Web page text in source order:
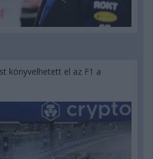
könyvelhetett el az F1 a